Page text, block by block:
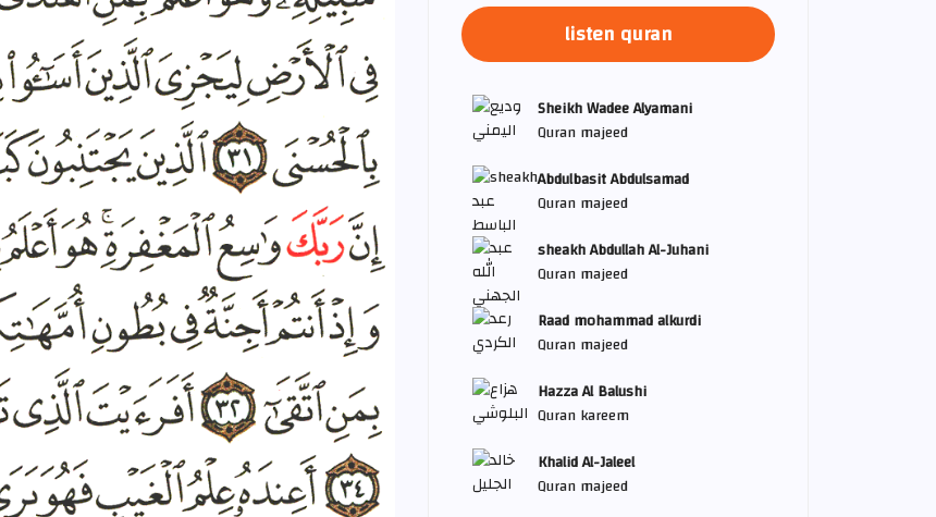
listen quran
Sheikh Wadee Alyamani
Quran majeed
Abdulbasit Abdulsamad
Quran majeed
sheakh Abdullah Al-Juhani
Quran majeed
Raad mohammad alkurdi
Quran majeed
Hazza Al Balushi
Quran kareem
Khalid Al-Jaleel
Quran majeed